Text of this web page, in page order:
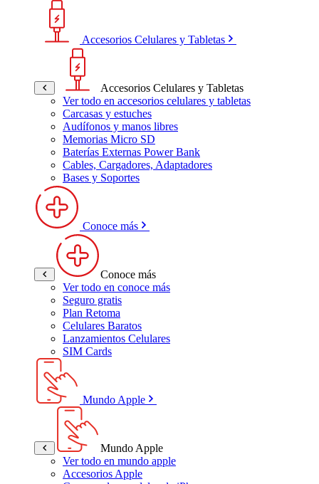
Accesorios Celulares y Tabletas
Accesorios Celulares y Tabletas
Ver todo en accesorios celulares y tabletas
Carcasas y estuches
Audífonos y manos libres
Memorias Micro SD
Baterías Externas Power Bank
Cables, Cargadores, Adaptadores
Bases y Soportes
Conoce más
Conoce más
Ver todo en conoce más
Seguro gratis
Plan Retoma
Celulares Baratos
Lanzamientos Celulares
SIM Cards
Mundo Apple
Mundo Apple
Ver todo en mundo apple
Accesorios Apple